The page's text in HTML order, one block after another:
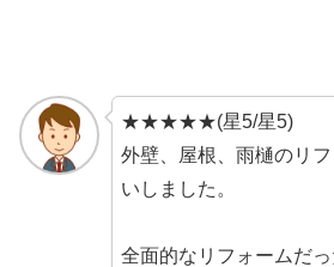
★★★★★(星5/星5)
外壁、屋根、雨樋のリ
いしました。
全面的なリフォームだ